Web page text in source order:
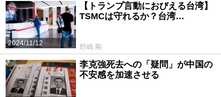
2024/11/12
【トランプ言動におびえる台湾】
TSMCは守れるか？台湾…
野嶋 剛
李克強死去への「疑問」が中国の
不安感を加速させる